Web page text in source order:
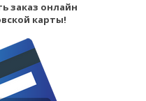
заказ онлайн
карты!